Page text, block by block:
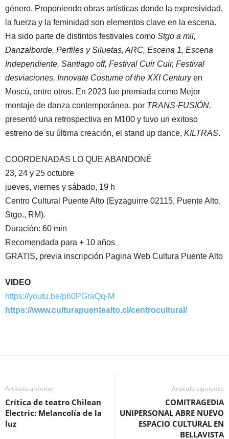
género. Proponiendo obras artísticas donde la expresividad,
la fuerza y la feminidad son elementos clave en la escena.
Ha sido parte de distintos festivales como Stgo a mil,
Danzalborde, Perfiles y Siluetas, ARC, Escena 1, Escena
Independiente, Santiago off, Festival Cuir Cuir, Festival
desviaciones, Innovate Costume of the XXI Centuryen
Moscú, entre otros. En 2023 fue premiada como Mejor
montaje de danza contemporánea, por TRANS-FUSIÓN,
presentó una retrospectiva en M100 y tuvo un exitoso
estreno de su última creación, el stand up dance, KILTRAS.
COORDENADAS LO QUE ABANDONÉ
23, 24 y 25 octubre
jueves, viernes y sábado, 19 h
Centro Cultural Puente Alto (Eyzaguirre 02115, Puente Alto,
Stgo., RM).
Duración: 60 min
Recomendada para + 10 años
GRATIS, previa inscripción Pagina Web Cultura Puente Alto
VIDEO
https://youtu.be/p60PGraQq-M
https://www.culturapuentealto.cl/centrocultural/
Artículo anterior
Crítica de teatro Chilean
Electric: Melancolía de la
luz
Artículo siguiente
COMITRAGEDIA
UNIPERSONAL ABRE NUEVO
ESPACIO CULTURAL EN
BELLAVISTA